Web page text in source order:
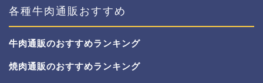
各種牛肉通販おすすめ
牛肉通販のおすすめランキング
焼肉通販のおすすめランキング